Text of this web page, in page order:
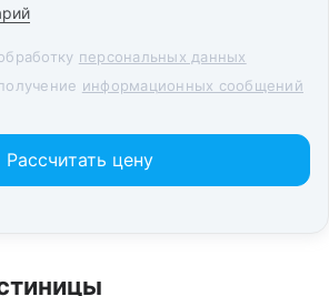
персональных данных
информационных сообщений
Рассчитать цену